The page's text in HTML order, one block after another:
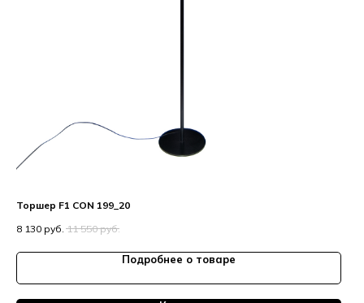
Торшер F1 CON 199_20
8 130 руб. 11 550 руб.
Подробнее о товаре